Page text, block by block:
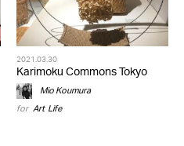
2021.03.30
Karimoku Commons Tokyo
Mio Koumura
for Art,Life